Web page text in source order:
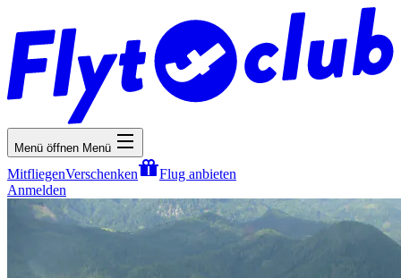
Menü öffnen Menü
MitfliegenVerschenken
Flug anbieten
Anmelden